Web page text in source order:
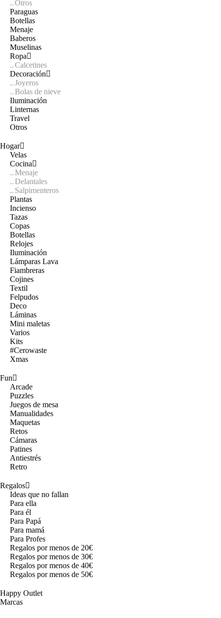
Otros
Paraguas
Botellas
Menaje
Baberos
Muselinas
Ropa
Calcetines
Decoración
Joyeros
Bolas de nieve
Iluminación
Linternas
Travel
Otros
Hogar
Velas
Cocina
Menaje
Delantales
Salpimenteros
Plantas
Incienso
Tazas
Copas
Botellas
Relojes
Iluminación
Lámparas Lava
Fiambreras
Cojines
Textil
Felpudos
Deco
Láminas
Mini maletas
Varios
Kits
#Cerowaste
Xmas
Fun
Arcade
Puzzles
Juegos de mesa
Manualidades
Maquetas
Retos
Cámaras
Patines
Antiestrés
Retro
Regalos
Ideas que no fallan
Para ella
Para él
Para Papá
Para mamá
Para Profes
Regalos por menos de 20€
Regalos por menos de 30€
Regalos por menos de 40€
Regalos por menos de 50€
Happy Outlet
Marcas